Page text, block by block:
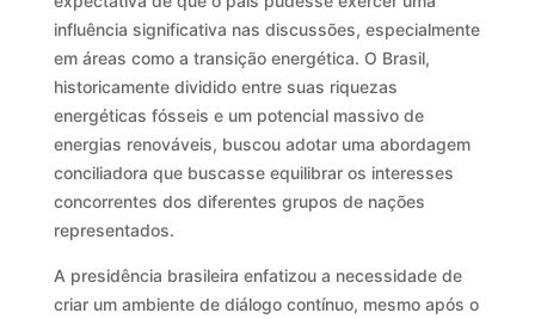
influência significativa nas discussões, especialmente
em áreas como a transição energética. O Brasil,
historicamente dividido entre suas riquezas
energéticas fósseis e um potencial massivo de
energias renováveis, buscou adotar uma abordagem
conciliadora que buscasse equilibrar os interesses
concorrentes dos diferentes grupos de nações
representados.
A presidência brasileira enfatizou a necessidade de
criar um ambiente de diálogo contínuo, mesmo após o